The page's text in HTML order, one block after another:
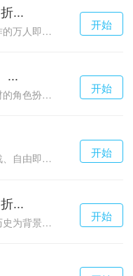
开始
...
斗SLG三国手游
开始
...
演养成手游
开始
的1.85经典玩法
开始
...
卡牌策略游戏